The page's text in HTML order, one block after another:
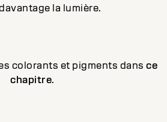
la lumière.
colorants et pigments dans ce
chapitre.